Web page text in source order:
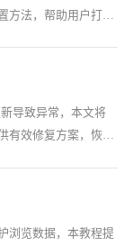
方法，帮助用户打造
导致异常，本文将
有效修复方案，恢复
浏览数据，本教程提